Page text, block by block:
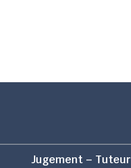
Jugement –